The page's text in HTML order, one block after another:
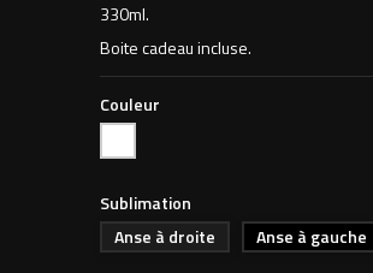
330ml.
Boite cadeau incluse.
Couleur
Sublimation
Anse à droite
Anse à gauche